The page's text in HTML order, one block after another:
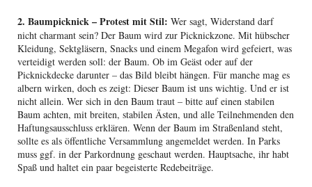
2. Baumpicknick – Protest mit Stil: Wer sagt, Widerstand darf
nicht charmant sein? Der Baum wird zur Picknickzone. Mit hübscher
Kleidung, Sektgläsern, Snacks und einem Megafon wird gefeiert, was
verteidigt werden soll: der Baum. Ob im Geäst oder auf der
Picknickdecke darunter – das Bild bleibt hängen. Für manche mag es
albern wirken, doch es zeigt: Dieser Baum ist uns wichtig. Und er ist
nicht allein. Wer sich in den Baum traut – bitte auf einen stabilen
Baum achten, mit breiten, stabilen Ästen, und alle Teilnehmenden den
Haftungsausschluss erklären. Wenn der Baum im Straßenland steht,
sollte es als öffentliche Versammlung angemeldet werden. In Parks
muss ggf. in der Parkordnung geschaut werden. Hauptsache, ihr habt
Spaß und haltet ein paar begeisterte Redebeiträge.